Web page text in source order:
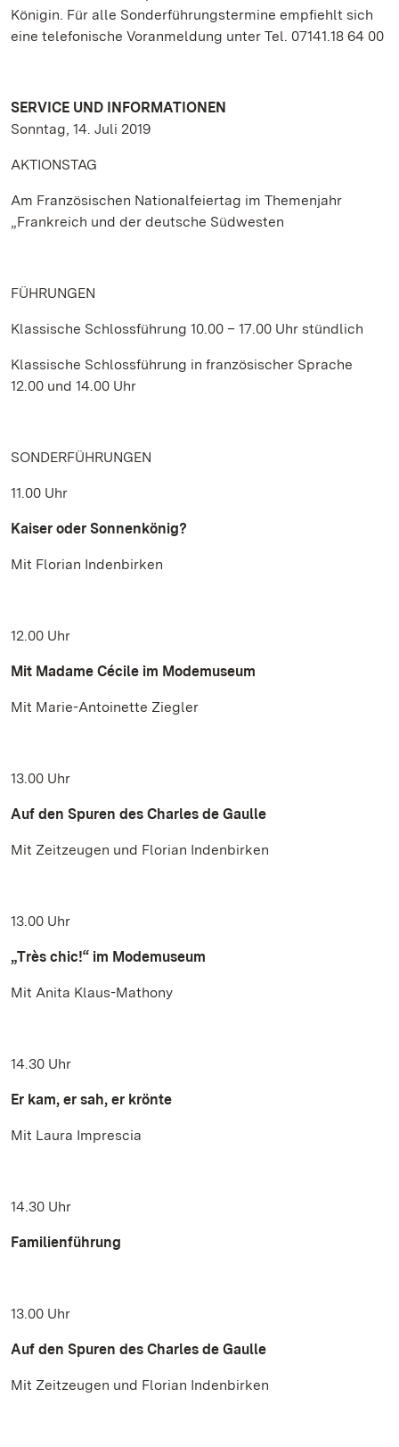
Königin. Für alle Sonderführungstermine empfiehlt sich
eine telefonische Voranmeldung unter Tel. 07141.18 64 00
SERVICE UND INFORMATIONEN
Sonntag, 14. Juli 2019
AKTIONSTAG
Am Französischen Nationalfeiertag im Themenjahr
„Frankreich und der deutsche Südwesten
FÜHRUNGEN
Klassische Schlossführung 10.00 – 17.00 Uhr stündlich
Klassische Schlossführung in französischer Sprache
12.00 und 14.00 Uhr
SONDERFÜHRUNGEN
11.00 Uhr
Kaiser oder Sonnenkönig?
Mit Florian Indenbirken
12.00 Uhr
Mit Madame Cécile im Modemuseum
Mit Marie-Antoinette Ziegler
13.00 Uhr
Auf den Spuren des Charles de Gaulle
Mit Zeitzeugen und Florian Indenbirken
13.00 Uhr
„Très chic!“ im Modemuseum
Mit Anita Klaus-Mathony
14.30 Uhr
Er kam, er sah, er krönte
Mit Laura Imprescia
14.30 Uhr
Familienführung
13.00 Uhr
Auf den Spuren des Charles de Gaulle
Mit Zeitzeugen und Florian Indenbirken